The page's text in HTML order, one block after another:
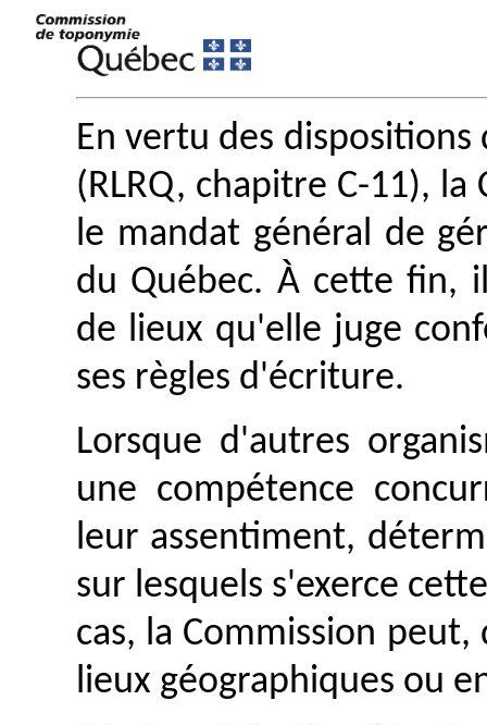
En vertu des dispositions
(RLRQ, chapitre C-11),
le mandat général de
du Québec. À cette fin,
de lieux qu'elle juge
ses règles d'écriture.
Lorsque d'autres
une compétence
leur assentiment,
sur lesquels s'exerce
cas, la Commission
lieux géographiques ou